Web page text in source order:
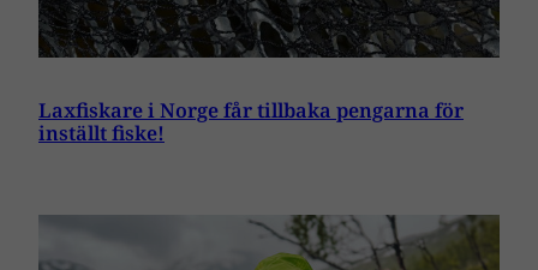
Laxfiskare i Norge får tillbaka pengarna för
inställt fiske!